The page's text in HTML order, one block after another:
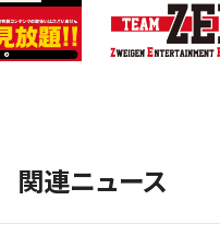
関連ニュース